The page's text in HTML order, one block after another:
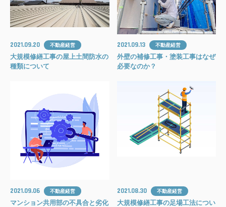
2021.09.20 不動産経営
大規模修繕工事の屋上土間防水の
種類について
2021.09.13 不動産経営
外壁の補修工事・塗装工事はなぜ
必要なのか？
2021.09.06 不動産経営
マンション共用部の不具合と劣化
2021.08.30 不動産経営
大規模修繕工事の足場工法につい